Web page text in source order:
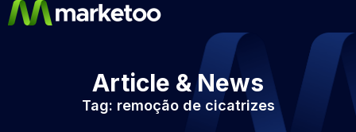
Article & News
Tag: remoção de cicatrizes